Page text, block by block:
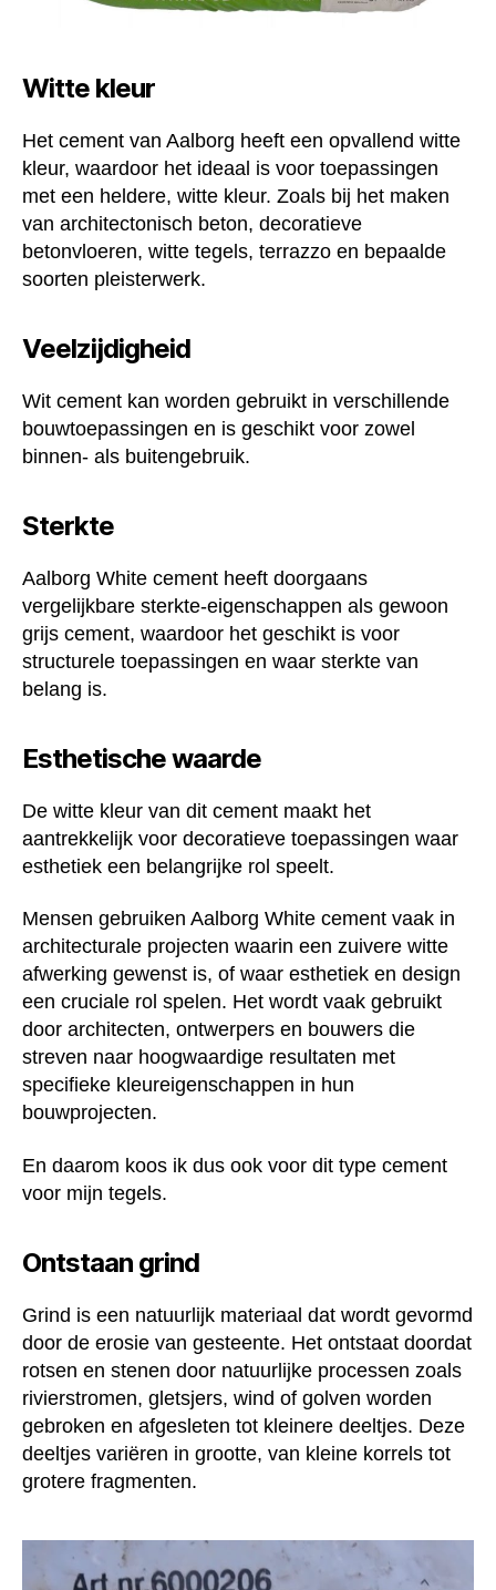
Witte kleur
Het cement van Aalborg heeft een opvallend witte
kleur, waardoor het ideaal is voor toepassingen
met een heldere, witte kleur. Zoals bij het maken
van architectonisch beton, decoratieve
betonvloeren, witte tegels, terrazzo en bepaalde
soorten pleisterwerk.
Veelzijdigheid
Wit cement kan worden gebruikt in verschillende
bouwtoepassingen en is geschikt voor zowel
binnen- als buitengebruik.
Sterkte
Aalborg White cement heeft doorgaans
vergelijkbare sterkte-eigenschappen als gewoon
grijs cement, waardoor het geschikt is voor
structurele toepassingen en waar sterkte van
belang is.
Esthetische waarde
De witte kleur van dit cement maakt het
aantrekkelijk voor decoratieve toepassingen waar
esthetiek een belangrijke rol speelt.
Mensen gebruiken Aalborg White cement vaak in
architecturale projecten waarin een zuivere witte
afwerking gewenst is, of waar esthetiek en design
een cruciale rol spelen. Het wordt vaak gebruikt
door architecten, ontwerpers en bouwers die
streven naar hoogwaardige resultaten met
specifieke kleureigenschappen in hun
bouwprojecten.
En daarom koos ik dus ook voor dit type cement
voor mijn tegels.
Ontstaan grind
Grind is een natuurlijk materiaal dat wordt gevormd
door de erosie van gesteente. Het ontstaat doordat
rotsen en stenen door natuurlijke processen zoals
rivierstromen, gletsjers, wind of golven worden
gebroken en afgesleten tot kleinere deeltjes. Deze
deeltjes variëren in grootte, van kleine korrels tot
grotere fragmenten.